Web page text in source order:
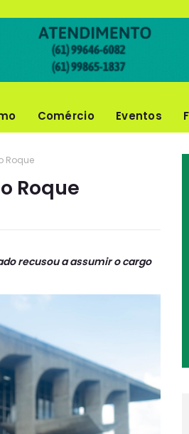
Comércio Eventos
Roque
Roque
recusou a assumir o cargo